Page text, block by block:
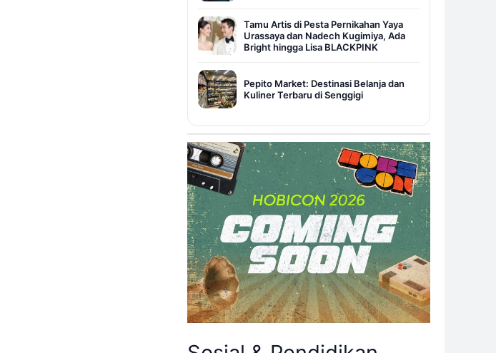
Tamu Artis di Pesta Pernikahan Yaya
Urassaya dan Nadech Kugimiya, Ada
Bright hingga Lisa BLACKPINK
Pepito Market: Destinasi Belanja dan
Kuliner Terbaru di Senggigi